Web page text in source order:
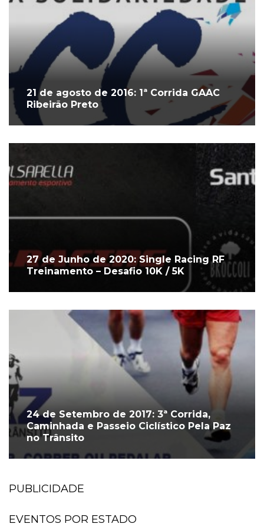
21 de agosto de 2016: 1ª Corrida GAAC
Ribeirão Preto
27 de Junho de 2020: Single Racing RF
Treinamento – Desafio 10K / 5K
24 de Setembro de 2017: 3ª Corrida,
Caminhada e Passeio Ciclístico Pela Paz
no Trânsito
PUBLICIDADE
EVENTOS POR ESTADO